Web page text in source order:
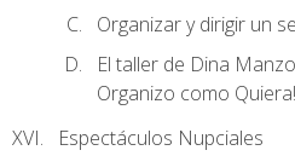
Organizar y dirigir un
El taller de Dina
Organizo como Quiera!
Espectáculos Nupciales